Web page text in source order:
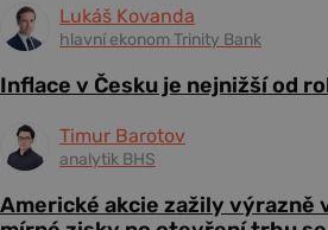
Lukáš Kovanda
hlavní ekonom Trinity Bank
Inflace v Česku je nejnižší od
Timur Barotov
analytik BHS
Americké akcie zažily výrazně